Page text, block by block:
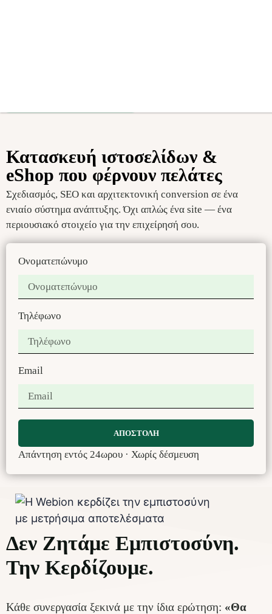
Κατασκευή ιστοσελίδων &
eShop που φέρνουν πελάτες
Σχεδιασμός, SEO και αρχιτεκτονική conversion σε ένα
ενιαίο σύστημα ανάπτυξης. Όχι απλώς ένα site — ένα
περιουσιακό στοιχείο για την επιχείρησή σου.
Ονοματεπώνυμο
Τηλέφωνο
Email
ΑΠΟΣΤΟΛΗ
Απάντηση εντός 24ωρου · Χωρίς δέσμευση
Δεν Ζητάμε Εμπιστοσύνη.
Την Κερδίζουμε.
Κάθε συνεργασία ξεκινά με την ίδια ερώτηση: «Θα